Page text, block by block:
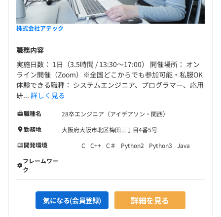
株式会社アテック
職務内容
実施日数： 1日（3.5時間 / 13:30～17:00） 開催場所： オン
ライン開催（Zoom）※全国どこからでも参加可能・私服OK
体験できる職種： システムエンジニア、プログラマー、応用
研... 詳しく見る
職種名
28卒エンジニア（アイデアソン・関西）
勤務地
大阪府大阪市北区梅田三丁目4番5号
開発環境
C C++ C＃ Python2 Python3
Java
フレームワー
ク
気になる(会員登録) 詳細を見る